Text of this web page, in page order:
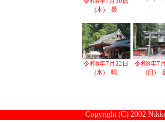
(木) 曇
令和8年7月22日
(水) 晴
令和8年7
(日)
Copyright (C) 2002